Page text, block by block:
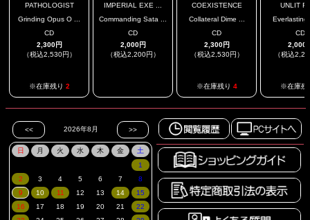
PATHOLOGIST
Grinding Opus O ...
CD
2,300円
（税込2,530円）
※在庫残り 2
IMPERIAL EXE ...
Commanding Sata ...
CD
2,000円
（税込2,200円）
COEXISTENCE
Collateral Dime ...
CD
2,300円
（税込2,530円）
※在庫残り 4
UNLIT
Everlasting
CD
2,000
（税込
※在庫残